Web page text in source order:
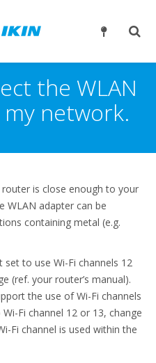
the WLAN
network.
is close enough to your
WLAN adapter can be
containing metal (e.g.
to use Wi-Fi channels 12
(ref. your router’s manual).
the use of Wi-Fi channels
Fi channel 12 or 13, change
Fi channel is used within the